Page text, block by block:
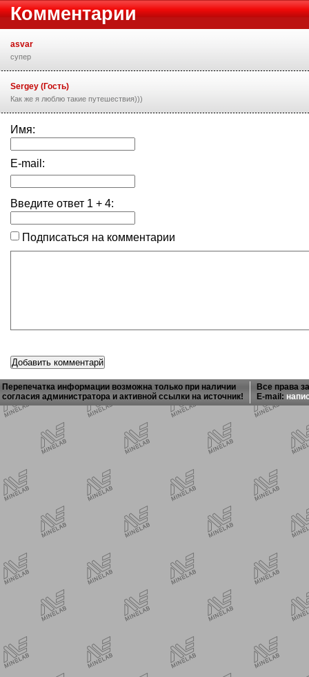
Комментарии
asvar
супер
Sergey (Гость)
Как же я люблю такие путешествия)))
Имя:
E-mail:
Введите ответ 1 + 4:
Подписаться на комментарии
Перепечатка информации возможна только при наличии
согласия администратора и активной ссылки на источник!
Все права
E-mail: